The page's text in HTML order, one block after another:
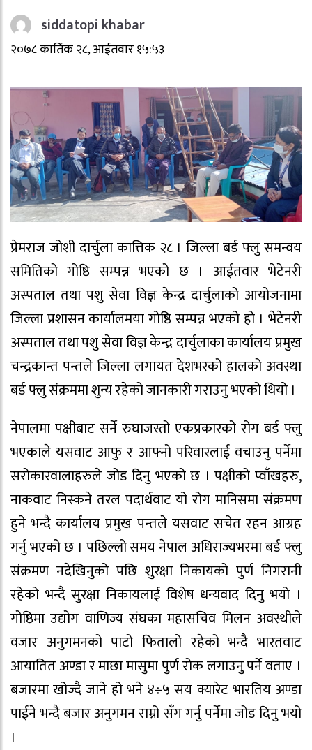
siddatopi khabar
२०७८ कार्तिक २८, आईतवार १५:५३
प्रेमराज जोशी दार्चुला कात्तिक २८ । जिल्ला बर्ड फ्लु समन्वय
समितिको गोष्ठि सम्पन्न भएको छ । आईतवार भेटेनरी
अस्पताल तथा पशु सेवा विज्ञ केन्द्र दार्चुलाको आयोजनामा
जिल्ला प्रशासन कार्यालमया गोष्ठि सम्पन्न भएको हो । भेटेनरी
अस्पताल तथा पशु सेवा विज्ञ केन्द्र दार्चुलाका कार्यालय प्रमुख
चन्द्रकान्त पन्तले जिल्ला लगायत देशभरको हालको अवस्था
बर्ड फ्लु संक्रममा शुन्य रहेको जानकारी गराउनु भएको थियो ।
नेपालमा पक्षीबाट सर्ने रुघाजस्तो एकप्रकारको रोग बर्ड फ्लु
भएकाले यसवाट आफु र आफ्नो परिवारलाई वचाउनु पर्नेमा
सरोकारवालाहरुले जोड दिनु भएको छ । पक्षीको प्वाँखहरु,
नाकवाट निस्कने तरल पदार्थवाट यो रोग मानिसमा संक्रमण
हुने भन्दै कार्यालय प्रमुख पन्तले यसवाट सचेत रहन आग्रह
गर्नु भएको छ । पछिल्लो समय नेपाल अधिराज्यभरमा बर्ड फ्लु
संक्रमण नदेखिनुको पछि शुरक्षा निकायको पुर्ण निगरानी
रहेको भन्दै सुरक्षा निकायलाई विशेष धन्यवाद दिनु भयो ।
गोष्ठिमा उद्योग वाणिज्य संघका महासचिव मिलन अवस्थीले
वजार अनुगमनको पाटो फितालो रहेको भन्दै भारतवाट
आयातित अण्डा र माछा मासुमा पुर्ण रोक लगाउनु पर्ने वताए ।
बजारमा खोज्दै जाने हो भने ४÷५ सय क्यारेट भारतिय अण्डा
पाईने भन्दै बजार अनुगमन राम्रो सँग गर्नु पर्नेमा जोड दिनु भयो
।